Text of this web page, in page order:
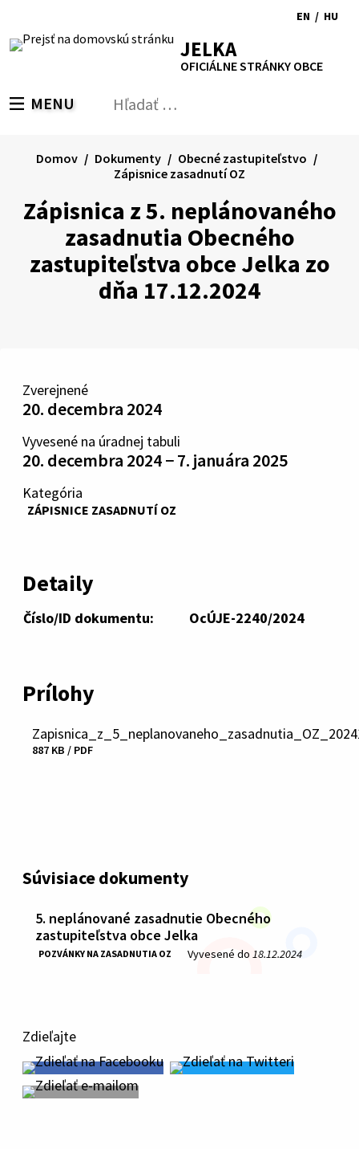
obsah
RSS MapaTlačiť
Zvýšiť
kontrast
písmapísma
EN
to
/ HU
JELKA
OFICIÁLNE STRÁNKY OBCE
PREPNÚŤ
MENU Hľadať:
Zápisnica z 5. neplánovaného
zasadnutia Obecného
zastupiteľstva obce Jelka zo
dňa 17.12.2024
Domov Dokumenty
Obecné zastupiteľstvo
Zápisnice zasadnutí OZ
Zverejnené
20. decembra 2024
Vyvesené na úradnej tabuli
20. decembra 2024 − 7. januára 2025
Kategória
ZÁPISNICE ZASADNUTÍ OZ
Detaily
Číslo/ID dokumentu: OcÚJE-2240/2024
Prílohy
887 KB / PDF
Súvisiace dokumenty
5. neplánované zasadnutie Obecného
zastupiteľstva obce Jelka
POZVÁNKY NA ZASADNUTIA OZ Vyvesené do18.12.2024
Zdieľajte